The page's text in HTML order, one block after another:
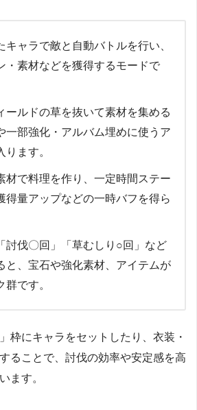
キャラで敵と自動バトルを行い、
・素材などを獲得するモードで
ールドの草を抜いて素材を集める
一部強化・アルバム埋めに使うア
ります。
材で料理を作り、一定時間ステー
得量アップなどの一時バフを得ら
討伐〇回」「草むしり○回」など
と、宝石や強化素材、アイテムが
群です。​
枠にキャラをセットしたり、衣装・
ることで、討伐の効率や安定感を高
ます。